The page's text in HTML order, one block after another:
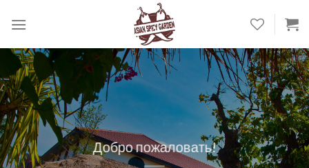
Добро пожаловать!